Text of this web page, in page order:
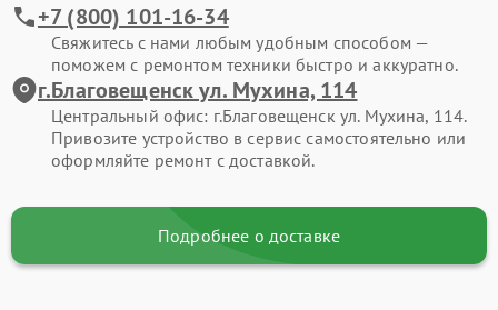
+7 (800) 101-16-34
Свяжитесь с нами любым удобным способом —
поможем с ремонтом техники быстро и аккуратно.
г.Благовещенск ул. Мухина, 114
Центральный офис: г.Благовещенск ул. Мухина, 114.
Привозите устройство в сервис самостоятельно или
оформляйте ремонт с доставкой.
Подробнее о доставке